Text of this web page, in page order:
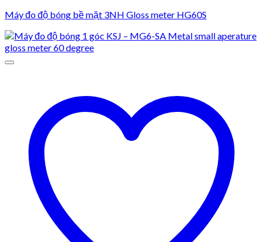
Máy đo độ bóng bề mặt 3NH Gloss meter HG60S